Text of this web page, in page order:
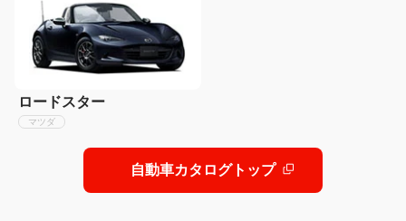
ロードスター
マツダ
自動車カタログトップ